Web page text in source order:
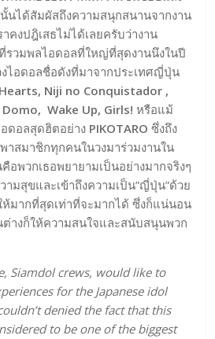
นได้สัมผัสถึงความสนุกสนานจากงาน
คงปฎิเสธไม่ได้เลยครับว่างาน
ที่รวมพลไอดอลที่ใหญ่ที่สุดงานนึงในปี
งไอดอลชื่อดังที่มาจากประเทศญี่ปุ่น
Niji no Conquistador ,
Wake Up, Girls! หรือแม้
ดอลสุดฮิตอย่าง PIKOTARO ซึ่งถึง
าสมาชิกทุกคนในวงมาร่วมงานใน
อพวกเธอพยายามเป็นอย่างมากจริงๆ
มสุขและเข้าถึงความเป็น”ญี่ปุ่น”ด้วย
ห้มากที่สุดเท่าที่จะมากได้ ซึ่งก็แน่นอน
างก็ให้ความสนใจและสนับสนุนพวก
Siamdol crews, would like to
for the Japanese idol
denied the fact that this
to be one of the biggest